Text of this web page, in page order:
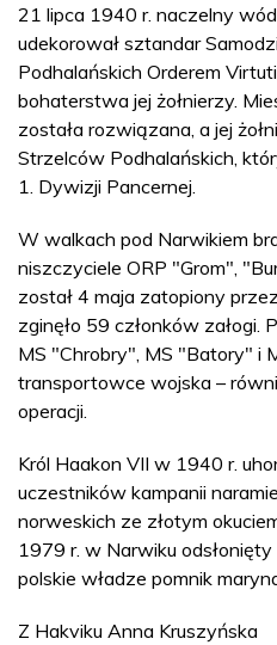
21 lipca 1940 r. naczelny
udekorował sztandar
Podhalańskich Orderem
bohaterstwa jej żołnierzy.
została rozwiązana, a jej
Strzelców Podhalańskich,
1. Dywizji Pancernej.
W walkach pod Narwikiem
niszczyciele ORP "Grom",
został 4 maja zatopiony
zginęło 59 członków załogi.
MS "Chrobry", MS "Batory" i
transportowce wojska –
operacji.
Król Haakon VII w 1940 r.
uczestników kampanii
norweskich ze złotym
1979 r. w Narwiku
polskie władze pomnik
Z Hakviku Anna Kruszyńska